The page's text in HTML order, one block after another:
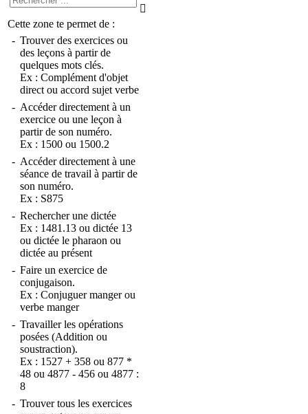

Cette zone te permet de :
- Trouver des exercices ou
des leçons à partir de
quelques mots clés.
Ex : Complément d'objet
direct ou accord sujet verbe
- Accéder directement à un
exercice ou une leçon à
partir de son numéro.
Ex : 1500 ou 1500.2
- Accéder directement à une
séance de travail à partir de
son numéro.
Ex : S875
- Rechercher une dictée
Ex : 1481.13 ou dictée 13
ou dictée le pharaon ou
dictée au présent
- Faire un exercice de
conjugaison.
Ex : Conjuguer mangerou
verbe manger
- Travailler les opérations
posées (Addition ou
soustraction).
Ex : 1527 + 358 ou 877 *
48 ou 4877 - 456 ou 4877 :
8
- Trouver tous les exercices